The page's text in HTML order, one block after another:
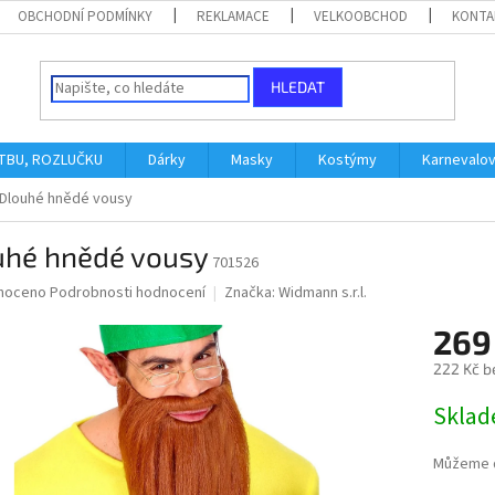
OBCHODNÍ PODMÍNKY REKLAMACE VELKOOBCHOD
HLEDAT
ROZLUČKU Dárky Masky Kostýmy
Dlouhé hnědé vousy
hnědé vousy 701526
Podrobnosti hodnocení Značka: Widmann s.r.l.
222 Kč
cena:
Můžeme